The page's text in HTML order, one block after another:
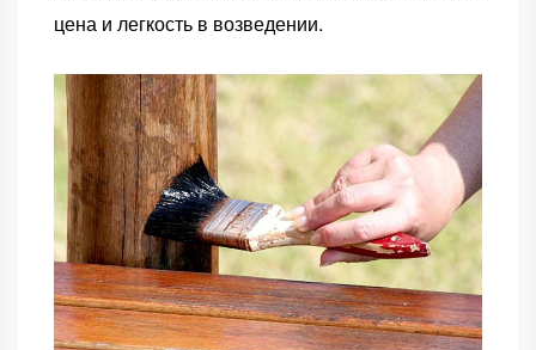
цена и легкость в возведении.